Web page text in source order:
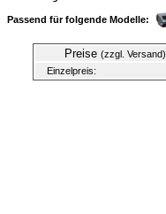
Passend für folgende Modelle:
Preise (zzgl. Versand)
Einzelpreis: